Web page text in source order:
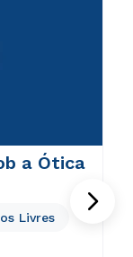
a Ótica
Livres